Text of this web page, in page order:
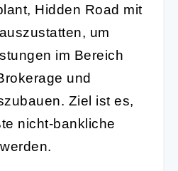
Hidden Road mit
um
im Bereich
und
Ziel ist es,
nicht-bankliche